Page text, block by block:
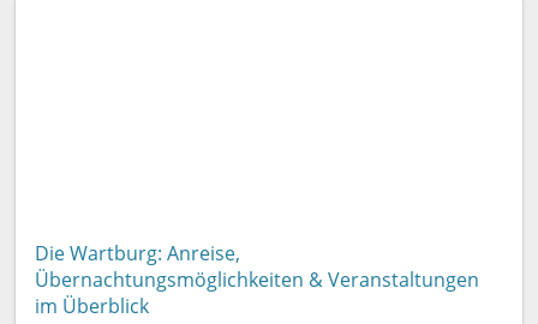
Die Wartburg: Anreise,
Übernachtungsmöglichkeiten & Veranstaltungen
im Überblick